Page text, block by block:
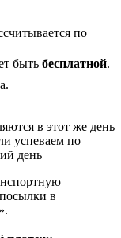
по
быть бесплатной.
в этот же день
успеваем по
день
в